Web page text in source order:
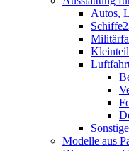
Autos,
Schiffe
Modelle aus